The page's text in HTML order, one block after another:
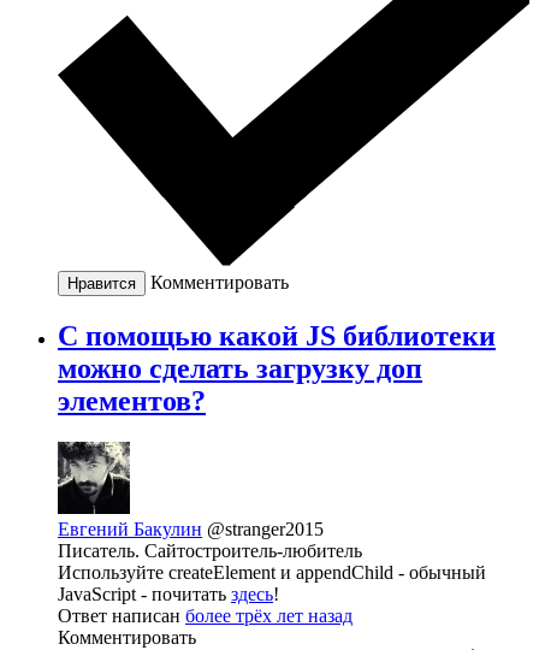
Нравится Комментировать
С помощью какой JS библиотеки
можно сделать загрузку доп
элементов?
Евгений Бакулин @stranger2015
Писатель. Сайтостроитель-любитель
Используйте createElement и appendChild - обычный
JavaScript - почитать здесь!
Ответ написан более трёх лет назад
Комментировать